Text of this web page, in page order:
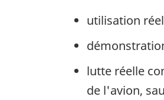
utilisation
lutte réelle
de l'avion,